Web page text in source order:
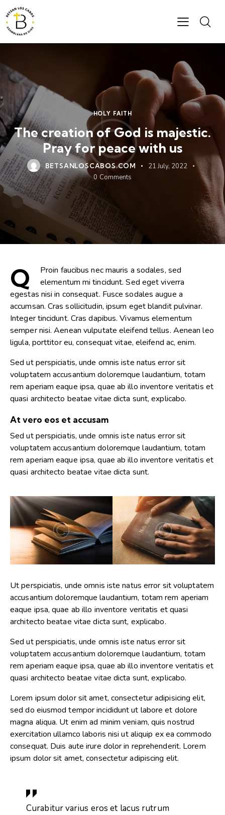
HOLY FAITH
The creation of God is majestic.
Pray for peace with us
BETSANLOSCABOS.COM
21 July, 2022
0 Comments
Q
Proin faucibus nec mauris a sodales, sed
elementum mi tincidunt. Sed eget viverra
egestas nisi in consequat. Fusce sodales augue a
accumsan. Cras sollicitudin, ipsum eget blandit pulvinar.
Integer tincidunt. Cras dapibus. Vivamus elementum
semper nisi. Aenean vulputate eleifend tellus. Aenean leo
ligula, porttitor eu, consequat vitae, eleifend ac, enim.
Sed ut perspiciatis, unde omnis iste natus error sit
voluptatem accusantium doloremque laudantium, totam
rem aperiam eaque ipsa, quae ab illo inventore veritatis et
quasi architecto beatae vitae dicta sunt, explicabo.
At vero eos et accusam
Sed ut perspiciatis, unde omnis iste natus error sit
voluptatem accusantium doloremque laudantium, totam
rem aperiam eaque ipsa, quae ab illo inventore veritatis et
quasi architecto beatae vitae dicta sunt.
Ut perspiciatis, unde omnis iste natus error sit voluptatem
accusantium doloremque laudantium, totam rem aperiam
eaque ipsa, quae ab illo inventore veritatis et quasi
architecto beatae vitae dicta sunt, explicabo.
Sed ut perspiciatis, unde omnis iste natus error sit
voluptatem accusantium doloremque laudantium, totam
rem aperiam eaque ipsa, quae ab illo inventore veritatis et
quasi architecto beatae vitae dicta sunt, explicabo.
Lorem ipsum dolor sit amet, consectetur adipisicing elit,
sed do eiusmod tempor incididunt ut labore et dolore
magna aliqua. Ut enim ad minim veniam, quis nostrud
exercitation ullamco laboris nisi ut aliquip ex ea commodo
consequat. Duis aute irure dolor in reprehenderit. Lorem
ipsum dolor sit amet, consectetur adipiscing elit.
Curabitur varius eros et lacus rutrum